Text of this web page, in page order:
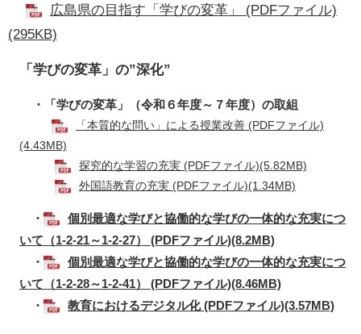
広島県の目指す「学びの変革」 (PDFファイル)
(295KB)
「学びの変革」の”深化”
・「学びの変革」（令和６年度～７年度）の取組
「本質的な問い」による授業改善 (PDFファイル)
(4.43MB)
探究的な学習の充実 (PDFファイル)(5.82MB)
外国語教育の充実 (PDFファイル)(1.34MB)
・
個別最適な学びと協働的な学びの一体的な充実につ
いて（1-2-21～1-2-27） (PDFファイル)(8.2MB)
・
個別最適な学びと協働的な学びの一体的な充実につ
いて（1-2-28～1-2-41） (PDFファイル)(8.46MB)
・
教育におけるデジタル化 (PDFファイル)(3.57MB)